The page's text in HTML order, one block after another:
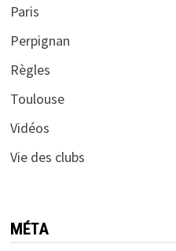
Paris
Perpignan
Règles
Toulouse
Vidéos
Vie des clubs
MÉTA